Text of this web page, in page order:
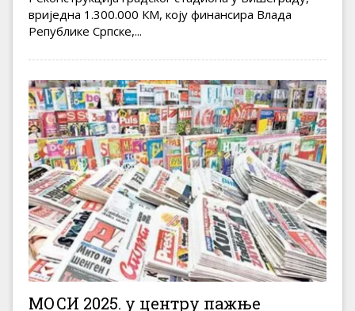
вриједна 1.300.000 КМ, коју финансира Влада
Републике Српске,...
МОСИ 2025. у центру пажње